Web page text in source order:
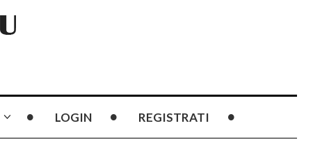
LOGIN REGISTRATI